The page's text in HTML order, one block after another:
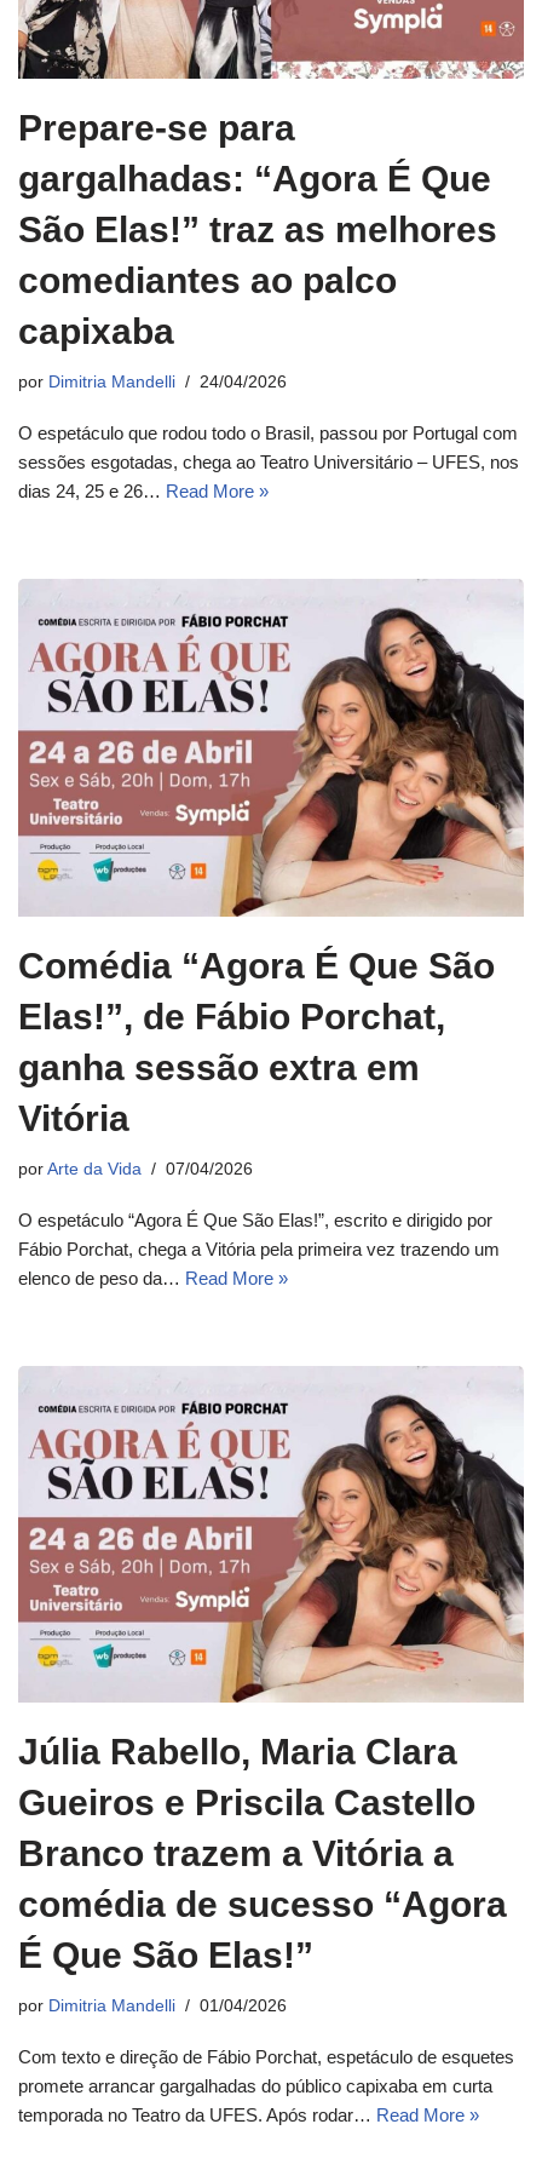
Prepare-se para
gargalhadas: “Agora É Que
São Elas!” traz as melhores
comediantes ao palco
capixaba
por Dimitria Mandelli 24/04/2026
O espetáculo que rodou todo o Brasil, passou por Portugal com
sessões esgotadas, chega ao Teatro Universitário – UFES, nos
dias 24, 25 e 26… Read More »
Comédia “Agora É Que São
Elas!”, de Fábio Porchat,
ganha sessão extra em
Vitória
por Arte da Vida 07/04/2026
O espetáculo “Agora É Que São Elas!”, escrito e dirigido por
Fábio Porchat, chega a Vitória pela primeira vez trazendo um
elenco de peso da… Read More »
Júlia Rabello, Maria Clara
Gueiros e Priscila Castello
Branco trazem a Vitória a
comédia de sucesso “Agora
É Que São Elas!”
por Dimitria Mandelli 01/04/2026
Com texto e direção de Fábio Porchat, espetáculo de esquetes
promete arrancar gargalhadas do público capixaba em curta
temporada no Teatro da UFES. Após rodar… Read More »